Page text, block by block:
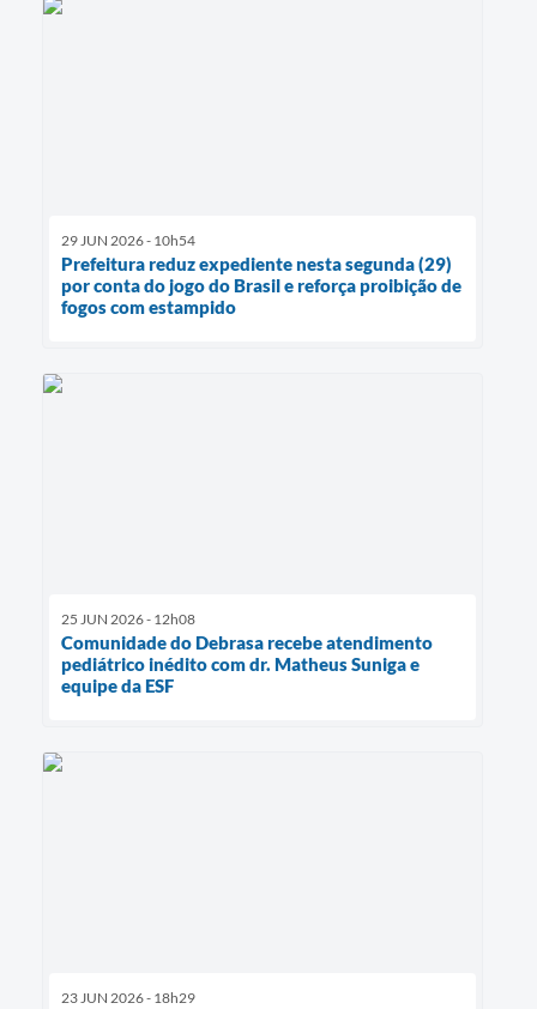
29 JUN 2026 - 10h54
Prefeitura reduz expediente nesta segunda (29)
por conta do jogo do Brasil e reforça proibição de
fogos com estampido
25 JUN 2026 - 12h08
Comunidade do Debrasa recebe atendimento
pediátrico inédito com dr. Matheus Suniga e
equipe da ESF
23 JUN 2026 - 18h29